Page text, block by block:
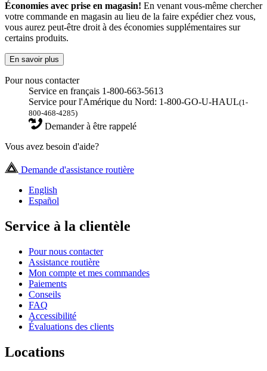
Économies avec prise en magasin! En venant vous-même chercher
votre commande en magasin au lieu de la faire expédier chez vous,
vous aurez peut-être droit à des économies supplémentaires sur
certains produits.
En savoir plus
Pour nous contacter
Service en français 1-800-663-5613
Service pour l'Amérique du Nord: 1-800-GO-U-HAUL(1-
800-468-4285)
Demander à être rappelé
Vous avez besoin d'aide?
Demande d'assistance routière
English
Español
Service à la clientèle
Pour nous contacter
Assistance routière
Mon compte et mes commandes
Paiements
Conseils
FAQ
Accessibilité
Évaluations des clients
Locations